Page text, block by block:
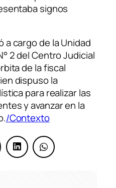
signos
a cargo de la Unidad
2 del Centro Judicial
de la fiscal
dispuso la
para realizar las
y avanzar en la
/Contexto